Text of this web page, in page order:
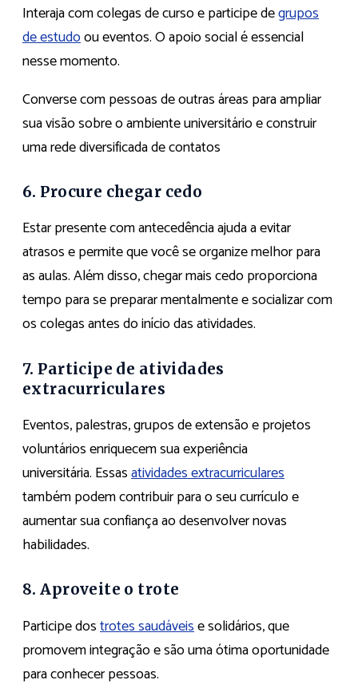
Interaja com colegas de curso e participe degrupos
de estudoou eventos. O apoio social é essencial
nesse momento.
Converse com pessoas de outras áreas para ampliar
sua visão sobre o ambiente universitário e construir
uma rede diversificada de contatos
6. Procure chegar cedo
Estar presente com antecedência ajuda a evitar
atrasos e permite que você se organize melhor para
as aulas. Além disso, chegar mais cedo proporciona
tempo para se preparar mentalmente e socializar com
os colegas antes do início das atividades.
7. Participe de atividades
extracurriculares
Eventos, palestras, grupos de extensão e projetos
voluntários enriquecem sua experiência
universitária. Essasatividades extracurriculares
também podem contribuir para o seu currículo e
aumentar sua confiança ao desenvolver novas
habilidades.
8. Aproveite o trote
Participe dostrotes saudáveise solidários, que
promovem integração e são uma ótima oportunidade
para conhecer pessoas.